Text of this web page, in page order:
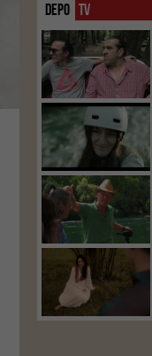
DEPO TV